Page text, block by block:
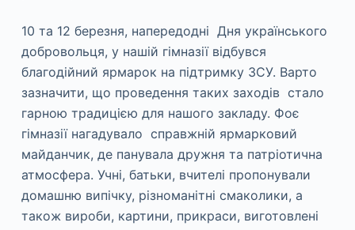
10 та 12 березня, напередодні Дня українського
добровольця, у нашій гімназії відбувся
благодійний ярмарок на підтримку ЗСУ. Варто
зазначити, що проведення таких заходів стало
гарною традицією для нашого закладу. Фоє
гімназії нагадувало справжній ярмарковий
майданчик, де панувала дружня та патріотична
атмосфера. Учні, батьки, вчителі пропонували
домашню випічку, різноманітні смаколики, а
також вироби, картини, прикраси, виготовлені